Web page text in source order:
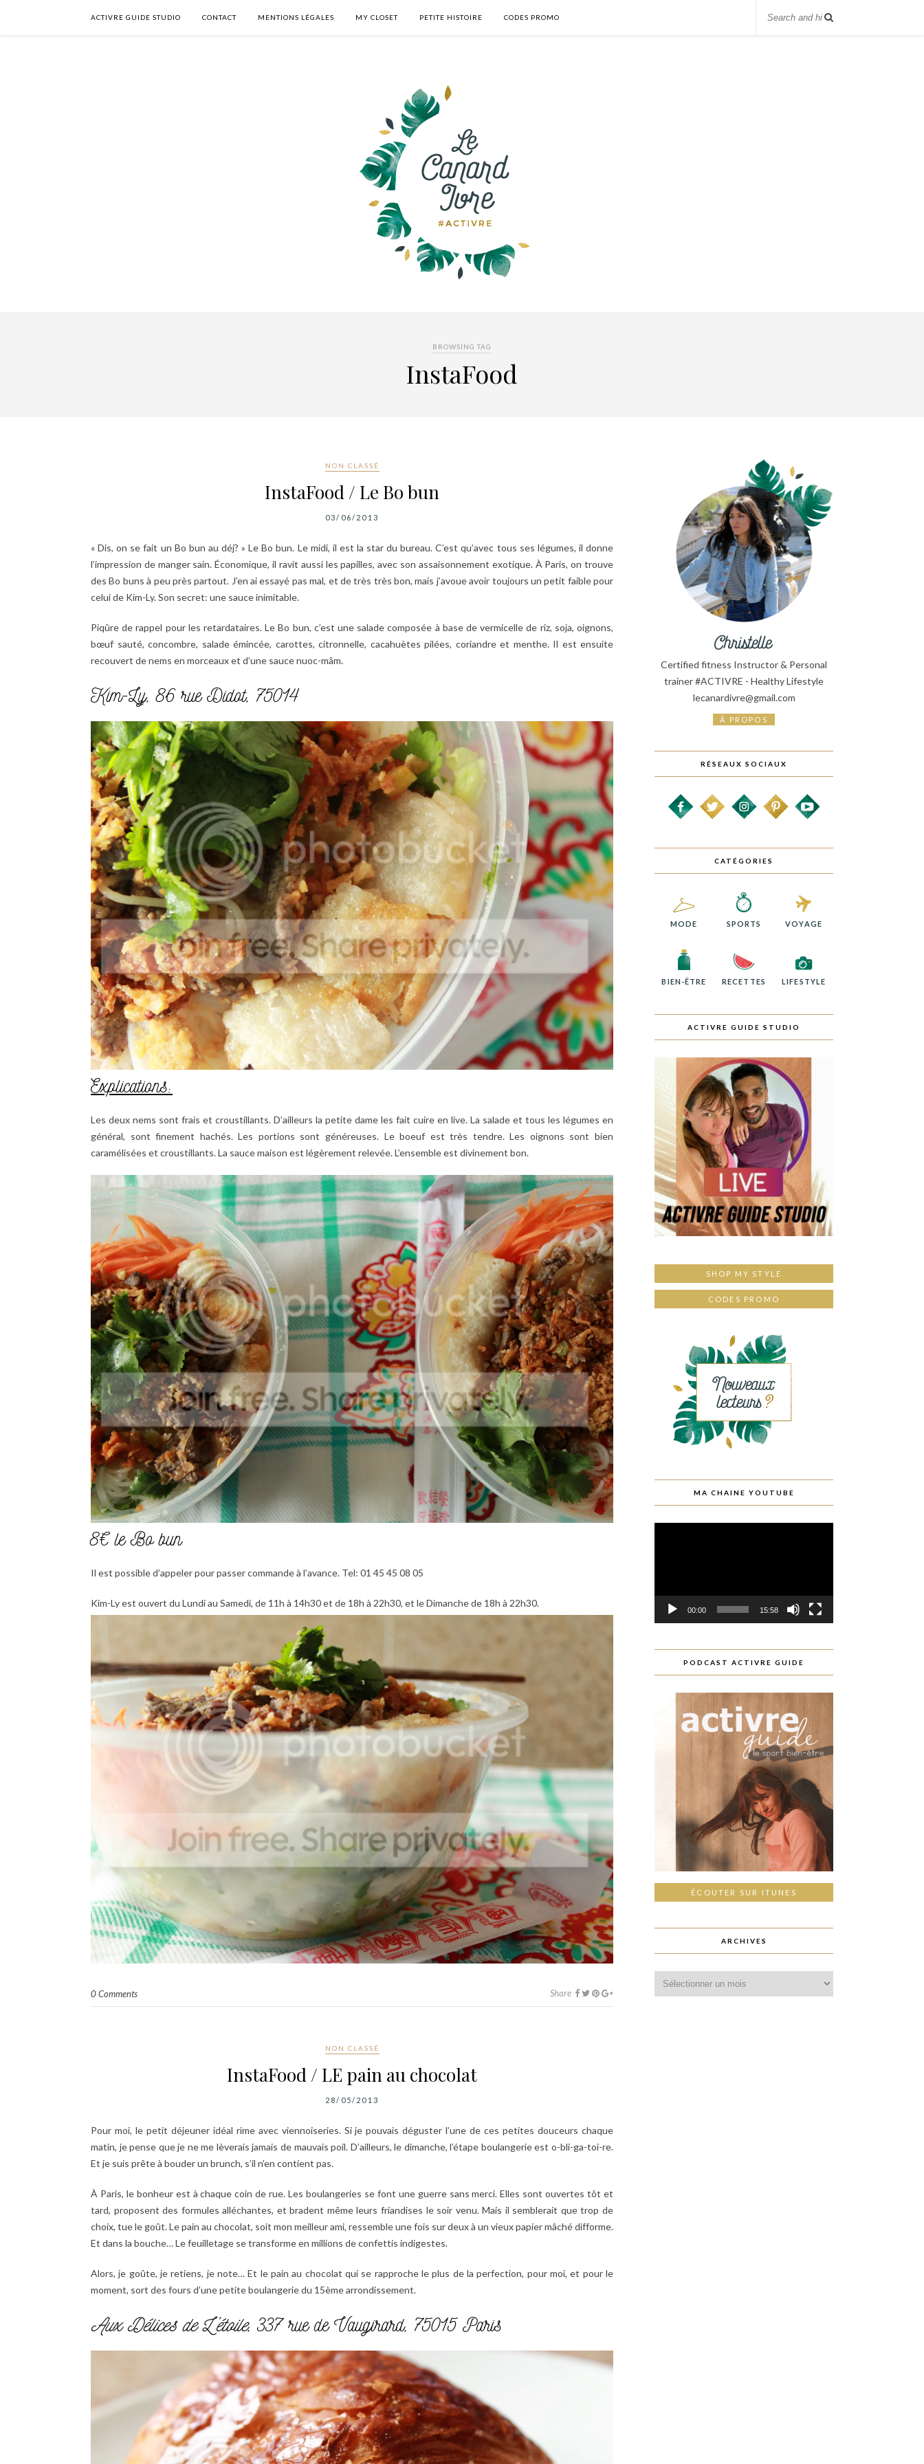
ACTIVRE GUIDE STUDIO CONTACT MENTIONS LÉGALES MY CLOSET PETITE HISTOIRE CODES PROMO
BROWSING TAG
InstaFood
NON CLASSÉ
InstaFood / Le Bo bun
03/06/2013
« Dis, on se fait un Bo bun au déj? » Le Bo bun. Le midi, il est la star du bureau. C’est qu’avec tous ses légumes, il donne
l’impression de manger sain. Économique, il ravit aussi les papilles, avec son assaisonnement exotique. À Paris, on trouve
des Bo buns à peu près partout. J’en ai essayé pas mal, et de très très bon, mais j’avoue avoir toujours un petit faible pour
celui de Kim-Ly. Son secret: une sauce inimitable.
Piqûre de rappel pour les retardataires. Le Bo bun, c’est une salade composée à base de vermicelle de riz, soja, oignons,
bœuf sauté, concombre, salade émincée, carottes, citronnelle, cacahuètes pilées, coriandre et menthe. Il est ensuite
recouvert de nems en morceaux et d’une sauce nuoc-mâm.
Kim-Ly, 86 rue Didot, 75014
Explications:
Les deux nems sont frais et croustillants. D’ailleurs la petite dame les fait cuire en live. La salade et tous les légumes en
général, sont finement hachés. Les portions sont généreuses. Le boeuf est très tendre. Les oignons sont bien
caramélisées et croustillants. La sauce maison est légèrement relevée. L’ensemble est divinement bon.
8€ le Bo bun
Il est possible d’appeler pour passer commande à l’avance. Tel: 01 45 45 08 05
Kim-Ly est ouvert du Lundi au Samedi, de 11h à 14h30 et de 18h à 22h30, et le Dimanche de 18h à 22h30.
0 Comments Share
NON CLASSÉ
InstaFood / LE pain au chocolat
28/05/2013
Pour moi, le petit déjeuner idéal rime avec viennoiseries. Si je pouvais déguster l’une de ces petites douceurs chaque
matin, je pense que je ne me lèverais jamais de mauvais poil. D’ailleurs, le dimanche, l’étape boulangerie est o-bli-ga-toi-re.
Et je suis prête à bouder un brunch, s’il n’en contient pas.
À Paris, le bonheur est à chaque coin de rue. Les boulangeries se font une guerre sans merci. Elles sont ouvertes tôt et
tard, proposent des formules alléchantes, et bradent même leurs friandises le soir venu. Mais il semblerait que trop de
choix, tue le goût. Le pain au chocolat, soit mon meilleur ami, ressemble une fois sur deux à un vieux papier mâché difforme.
Et dans la bouche… Le feuilletage se transforme en millions de confettis indigestes.
Alors, je goûte, je retiens, je note… Et le pain au chocolat qui se rapproche le plus de la perfection, pour moi, et pour le
moment, sort des fours d’une petite boulangerie du 15ème arrondissement.
Aux Délices de L’étoile, 337 rue de Vaugirard, 75015 Paris
Certified fitness Instructor & Personal
trainer #ACTIVRE - Healthy Lifestyle
lecanardivre@gmail.com
À PROPOS
RÉSEAUX SOCIAUX
CATÉGORIES
MODE SPORTS VOYAGE
BIEN-ÊTRE RECETTES LIFESTYLE
ACTIVRE GUIDE STUDIO
SHOP MY STYLE
CODES PROMO
MA CHAINE YOUTUBE
00:00 15:58
PODCAST ACTIVRE GUIDE
ÉCOUTER SUR ITUNES
ARCHIVES